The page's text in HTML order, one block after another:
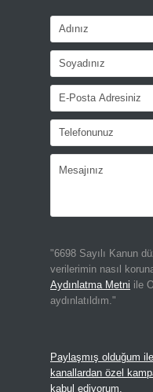
"6698 Sayılı Kanun
verilerimin nasıl
Aydınlatma Metni ile
aydınlatıldım."
Paylaşmış olduğum
kanallardan özel
kabul ediyorum.